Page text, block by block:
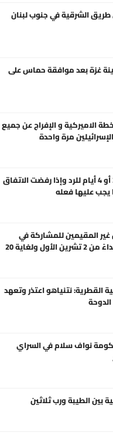
الشرقية في جنوب لبنان
غزة بعد موافقة حماس على
الاميركية و الإفراج عن جميع
مرة واحدة
ترمب: أمام حـماس 3 أو 4 أيام للرد وإذا رفضت الاتفاق
عليها فعله
غير المقيمين للمشاركة في
الانتخابات النيابية ابتداءً من 2 تشرين الأول ولغاية 20
القطرية: نتنياهو اعتذر وتعهد
نواف سلام في السراي
بين الطيبة ورب ثلاثين